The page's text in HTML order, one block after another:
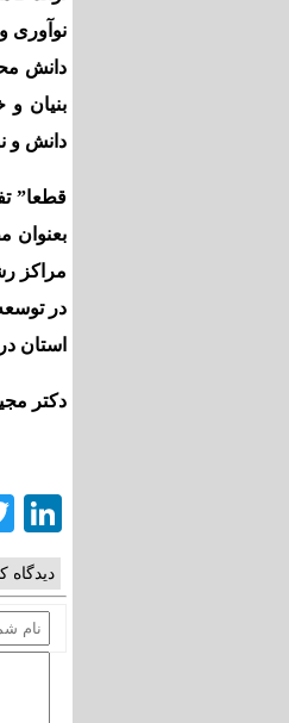
نوآوری
دانش
بنیان
دانش و
قطعا”
بعنوان
مراکز
در
استان
دکتر
دیدگاه